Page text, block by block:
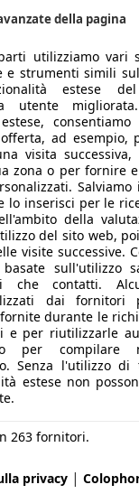
XLINE
- Vicenza -
della pagina
utilizziamo vari
e strumenti simili
estese
utente
consentiamo
ad esempio,
visita
zona o per fornire
lo inserisci per le
della
del sito web,
visite successive.
sull'utilizzo
che contatti.
dai fornitori
durante le
e per riutilizzarle
per compilare
Senza l'utilizzo di
estese non
263 fornitori.
privacy |